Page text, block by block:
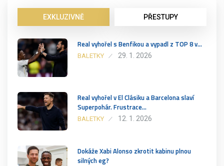
EXKLUZIVNĚ PŘESTUPY
Real vyhořel s Benfikou a vypadl z TOP 8 v…
BALETKY 29. 1. 2026
Real vyhořel v El Clásiku a Barcelona slaví
Superpohár. Frustrace…
BALETKY 12. 1. 2026
Dokáže Xabi Alonso zkrotit kabinu plnou
silných eg?